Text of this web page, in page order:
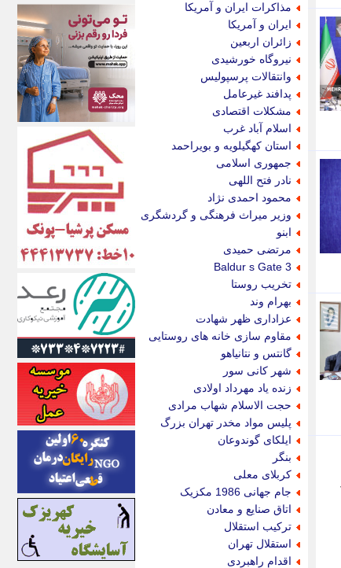
مذاکرات ایران و آمریکا
ایران و آمریکا
زائران اربعین
نیروگاه خورشیدی
وانتقالات پرسپولیس
پدافند غیرعامل
مشکلات اقتصادی
اسلام آباد غرب
استان کهگیلویه و بویراحمد
جمهوری اسلامی
نادر فتح اللهی
محمود احمدی نژاد
وزیر میراث فرهنگی و گردشگری
ابنو
مرتضی حمیدی
Baldur s Gate 3
تخریب روستا
بهرام وند
عزاداری ظهر شهادت
مقاوم سازی خانه های روستایی
گانتس و نتانیاهو
شهر کانی سور
زنده یاد مهرداد اولادی
حجت الاسلام شهاب مرادی
پلیس مواد مخدر تهران بزرگ
ایلکای گوندوعان
بنگر
کربلای معلی
جام جهانی 1986 مکزیک
اتاق صنایع و معادن
ترکیب استقلال
استقلال تهران
اقدام راهبردی
اکوفارس
اکونگار
اکونیوز
الف
انتشار آنلاین
اندیشه قرن
اندیشه معاصر
اندیشه ها
انرژی پرس
ای استخدام
ایتنا
ایراف
ایران آرت
ایران آنلاین
ایران زندگی
ایران فوری
ایرانی روز
ایرانیتال
ایرنا
ایسکانیوز
ایسنا
ایکنا
ایلنا
اینتیتر
ایونا نیوز
بازتاب آنلاین
باشگاه خبرنگاران
باغستان نیوز
بامبوک
ببین و بخون
بدینسان
بنکر